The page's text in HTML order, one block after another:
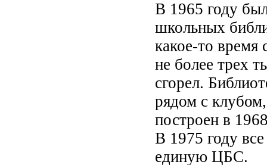
В 1965 году
школьных
какое-то время
не более трех
сгорел.
рядом с
построен в
В 1975 году
единую ЦБС.